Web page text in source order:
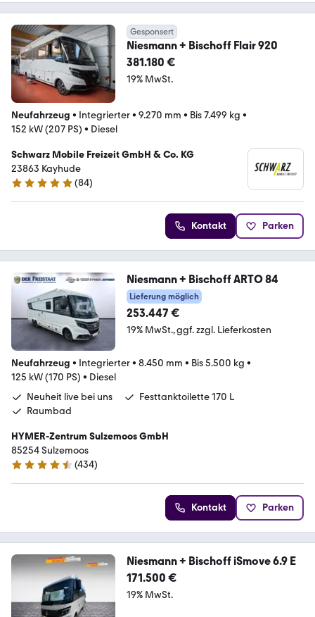
Gesponsert
Niesmann + Bischoff Flair 920
381.180 €
19% MwSt.
Neufahrzeug • Integrierter• 9.270 mm • Bis 7.499 kg •
152 kW (207 PS) • Diesel
Schwarz Mobile Freizeit GmbH & Co. KG
23863 Kayhude
4.8 Sterne
(84)
Kontakt Parken
Niesmann + Bischoff ARTO 84
Lieferung möglich
253.447 €
19% MwSt. ggf. zzgl. Lieferkosten
Neufahrzeug • Integrierter• 8.450 mm • Bis 5.500 kg •
125 kW (170 PS) • Diesel
Neuheit live bei uns
Festtanktoilette 170 L
Raumbad
HYMER-Zentrum Sulzemoos GmbH
85254 Sulzemoos
4.7 Sterne
(434)
Kontakt Parken
Niesmann + Bischoff iSmove 6.9 E
171.500 €
19% MwSt.